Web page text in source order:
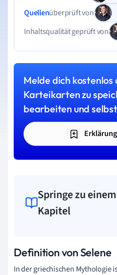
Quellenüberprüft von
Inhaltsqualität geprüft von
Melde dich kostenlos
Karteikarten zu
bearbeiten und
Springe zu
Kapitel
Definition von Selene
In der griechischen Mythologie